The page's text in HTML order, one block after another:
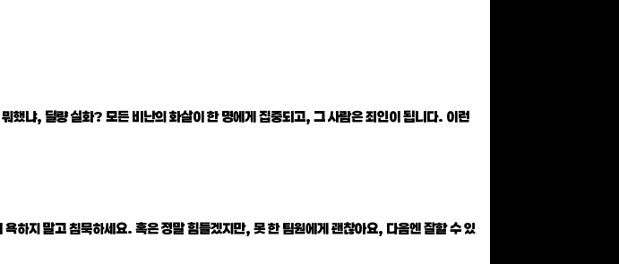
냐, 딜량 실화? 모든 비난의 화살이 한 명에게 집중되고, 그 사람은 죄인이 됩니다. 이런
하지 말고 침묵하세요. 혹은 정말 힘들겠지만, 못 한 팀원에게 괜찮아요, 다음엔 잘할 수 있